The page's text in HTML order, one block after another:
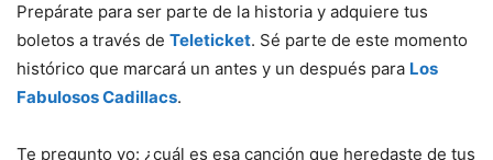
Prepárate para ser parte de la historia y adquiere tus
boletos a través de Teleticket. Sé parte de este momento
histórico que marcará un antes y un después para Los
Fabulosos Cadillacs.
Te pregunto yo: ¿cuál es esa canción que heredaste de tus